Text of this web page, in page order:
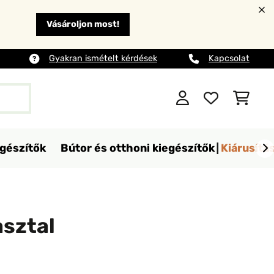
Vásároljon most!
Gyakran ismételt kérdések Kapcsolat
Bútor és otthoni kiegészítők